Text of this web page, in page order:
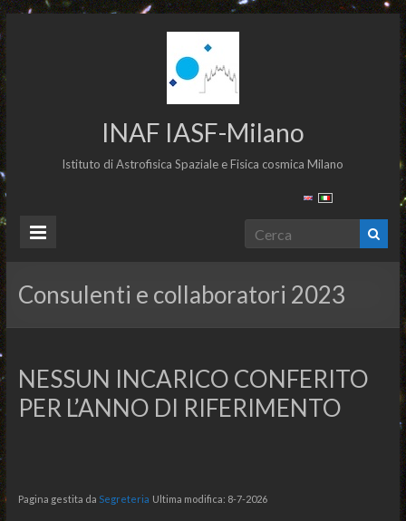
INAF IASF-Milano
Istituto di Astrofisica Spaziale e Fisica cosmica Milano
Consulenti e collaboratori 2023
NESSUN INCARICO CONFERITO
PER L’ANNO DI RIFERIMENTO
Pagina gestita da Segreteria Ultima modifica: 8-7-2026